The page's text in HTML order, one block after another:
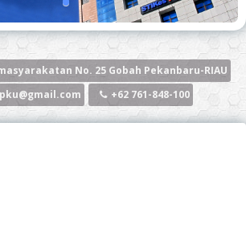
No. 25 Gobah Pekanbaru-RIAU
+62 761-848-100